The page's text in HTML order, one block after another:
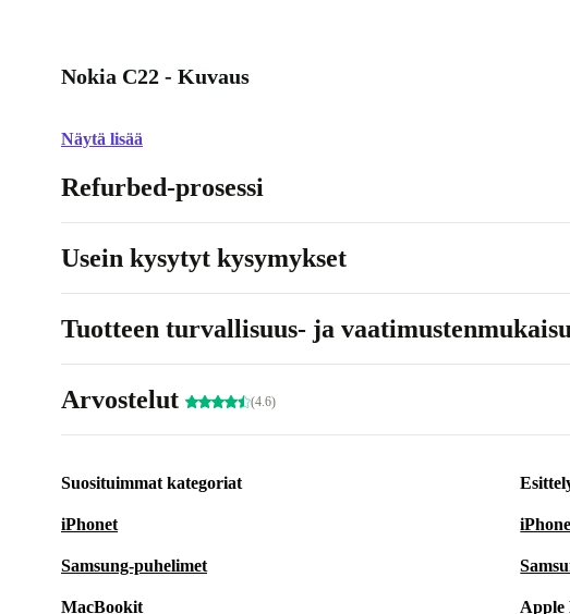
Nokia C22 - Kuvaus
Näytä lisää
Refurbed-prosessi
Usein kysytyt kysymykset
Tuotteen turvallisuus- ja
Arvostelut (4.6)
Suosituimmat kategoriat
iPhonet
Samsung-puhelimet
MacBookit Apple